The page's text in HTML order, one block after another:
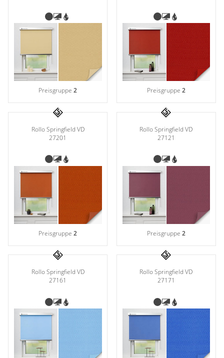
Preisgruppe2 Preisgruppe 2
Rollo Springfield VD
27201
Preisgruppe2
Rollo Springfield VD
27121
Preisgruppe 2
Rollo Springfield VD
27161
Rollo Springfield VD
27171